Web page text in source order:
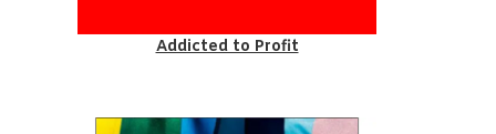
Addicted to Profit